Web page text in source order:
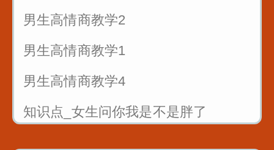
男生高情商教学2
男生高情商教学1
男生高情商教学4
知识点_女生问你我是不是胖了